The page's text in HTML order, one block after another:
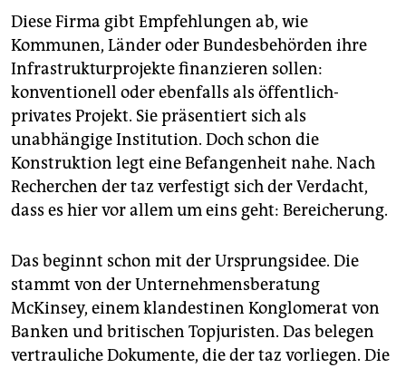
Diese Firma gibt Empfehlungen ab, wie
Kommunen, Länder oder Bundesbehörden ihre
Infrastrukturprojekte finanzieren sollen:
konventionell oder ebenfalls als öffentlich-
privates Projekt. Sie präsentiert sich als
unabhängige Institution. Doch schon die
Konstruktion legt eine Befangenheit nahe. Nach
Recherchen der taz verfestigt sich der Verdacht,
dass es hier vor allem um eins geht: Bereicherung.
Das beginnt schon mit der Ursprungsidee. Die
stammt von der Unternehmensberatung
McKinsey, einem klandestinen Konglomerat von
Banken und britischen Topjuristen. Das belegen
vertrauliche Dokumente, die der taz vorliegen. Die